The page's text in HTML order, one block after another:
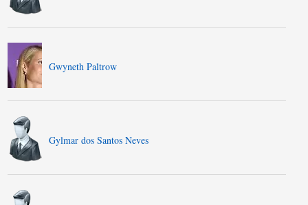
Gwyneth Paltrow
Gylmar dos Santos Neves